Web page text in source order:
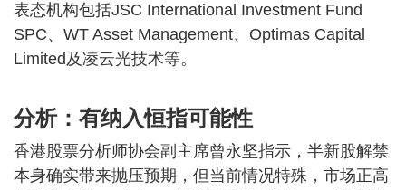
表态机构包括JSC International Investment Fund
SPC、WT Asset Management、Optimas Capital
Limited及凌云光技术等。
分析：有纳入恒指可能性
香港股票分析师协会副主席曾永坚指示，半新股解禁
本身确实带来抛压预期，但当前情况特殊，市场正高